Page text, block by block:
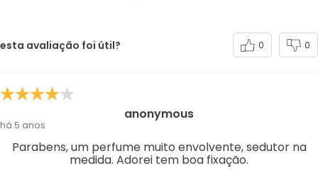
esta avaliação foi útil? 0 0
anonymous
há 5 anos
Parabens, um perfume muito envolvente, sedutor na
medida. Adorei tem boa fixação.